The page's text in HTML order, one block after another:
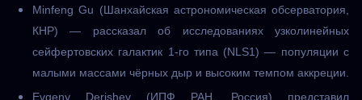
Minfeng Gu (Шанхайская астрономическая обсерватория,
КНР) — рассказал об исследованиях узколинейных
сейфертовских галактик 1-го типа (NLS1) — популяции с
малыми массами чёрных дыр и высоким темпом аккреции.
Evgeny Derishev (ИПФ РАН, Россия) представил